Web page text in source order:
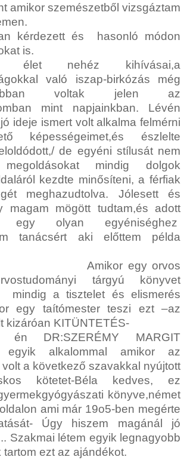
amikor szemészetből vizsgáztam
kérdezett és hasonló módon
is.
élet nehéz kihívásai,a
való iszap-birkózás még
voltak jelen az
mint napjainkban. Lévén
ideje ismert volt alkalma felmérni
képességeimet,és észlelte
de egyéni stílusát nem
mindig dolgok
kezdte minősíteni, a férfiak
meghazudtolva. Jólesett és
magam mögött tudtam,és adott
egy olyan egyéniséghez
tanácsért aki előttem példa
egy orvos
tárgyú könyvet
mindig a tisztelet és elismerés
egy taítómester teszi ezt –az
kizáróan KITÜNTETÉS-
DR:SZERÉMY MARGIT
egyik alkalommal amikor az
a következő szavakkal nyújtott
kötetet-Béla kedves, ez
könyve,német
ami már 19o5-ben megérte
Úgy hiszem magánál jó
Szakmai létem egyik legnagyobb
ezt az ajándékot.